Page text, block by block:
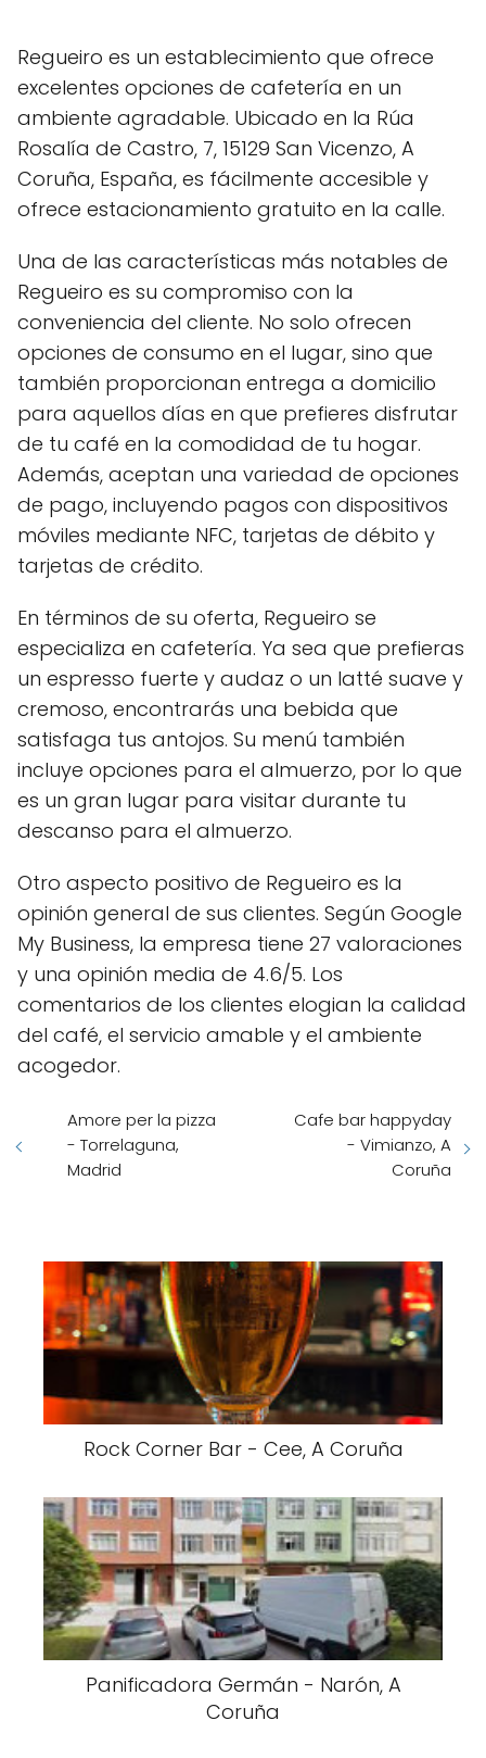
Regueiro es un establecimiento que ofrece
excelentes opciones de cafetería en un
ambiente agradable. Ubicado en la Rúa
Rosalía de Castro, 7, 15129 San Vicenzo, A
Coruña, España, es fácilmente accesible y
ofrece estacionamiento gratuito en la calle.
Una de las características más notables de
Regueiro es su compromiso con la
conveniencia del cliente. No solo ofrecen
opciones de consumo en el lugar, sino que
también proporcionan entrega a domicilio
para aquellos días en que prefieres disfrutar
de tu café en la comodidad de tu hogar.
Además, aceptan una variedad de opciones
de pago, incluyendo pagos con dispositivos
móviles mediante NFC, tarjetas de débito y
tarjetas de crédito.
En términos de su oferta, Regueiro se
especializa en cafetería. Ya sea que prefieras
un espresso fuerte y audaz o un latté suave y
cremoso, encontrarás una bebida que
satisfaga tus antojos. Su menú también
incluye opciones para el almuerzo, por lo que
es un gran lugar para visitar durante tu
descanso para el almuerzo.
Otro aspecto positivo de Regueiro es la
opinión general de sus clientes. Según Google
My Business, la empresa tiene 27 valoraciones
y una opinión media de 4.6/5. Los
comentarios de los clientes elogian la calidad
del café, el servicio amable y el ambiente
acogedor.
Amore per la pizza
- Torrelaguna,
Madrid
Cafe bar happyday
- Vimianzo, A
Coruña
Rock Corner Bar - Cee, A Coruña
Panificadora Germán - Narón, A
Coruña